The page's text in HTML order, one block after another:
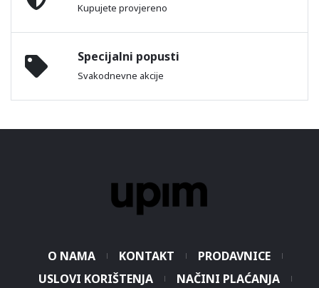
Kupujete provjereno
Specijalni popusti
Svakodnevne akcije
O NAMA KONTAKT
PRODAVNICE
USLOVI KORIŠTENJA
NAČINI PLAĆANJA